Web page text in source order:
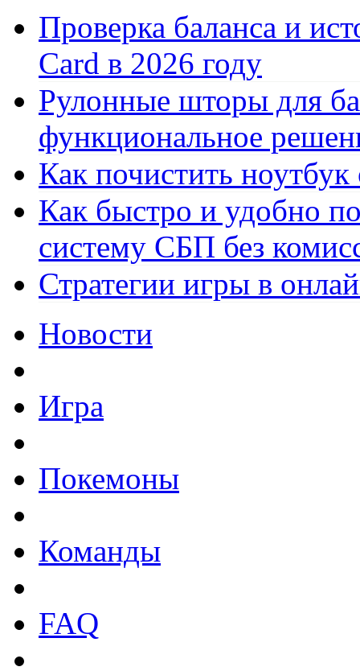
Проверка баланса и
Card в 2026 году
Рулонные шторы для
функциональное
Как почистить
Как быстро и удобно
систему СБП без
Стратегии игры в
Новости
Игра
Покемоны
Команды
FAQ